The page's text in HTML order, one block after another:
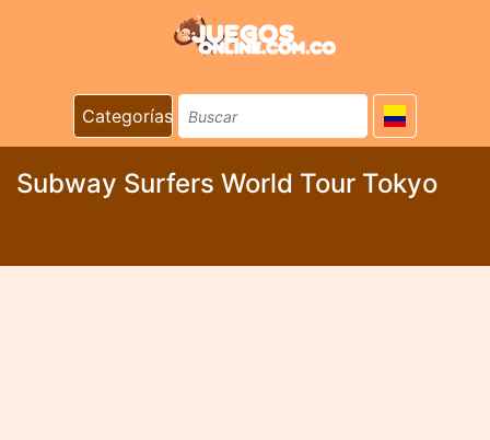
Categorías
Subway Surfers World Tour Tokyo